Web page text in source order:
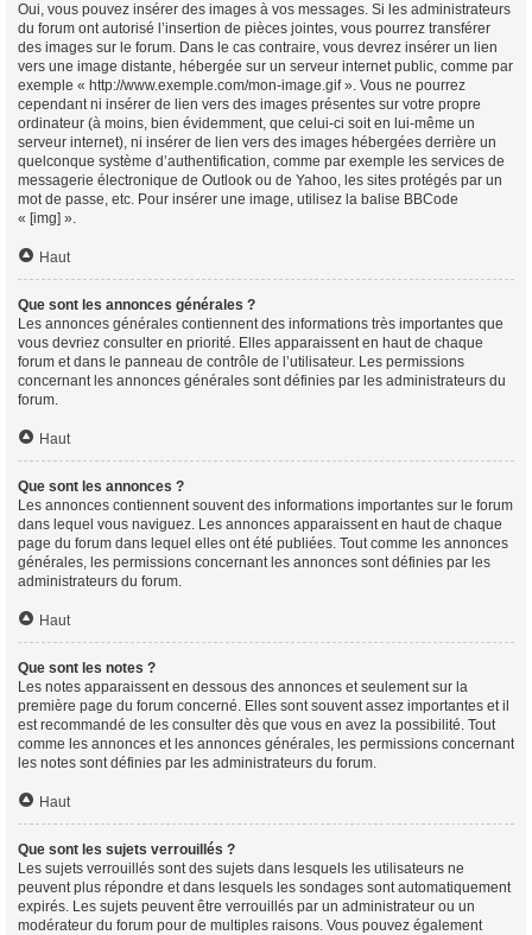
Oui, vous pouvez insérer des images à vos messages. Si les administrateurs
du forum ont autorisé l’insertion de pièces jointes, vous pourrez transférer
des images sur le forum. Dans le cas contraire, vous devrez insérer un lien
vers une image distante, hébergée sur un serveur internet public, comme par
exemple « http://www.exemple.com/mon-image.gif ». Vous ne pourrez
cependant ni insérer de lien vers des images présentes sur votre propre
ordinateur (à moins, bien évidemment, que celui-ci soit en lui-même un
serveur internet), ni insérer de lien vers des images hébergées derrière un
quelconque système d’authentification, comme par exemple les services de
messagerie électronique de Outlook ou de Yahoo, les sites protégés par un
mot de passe, etc. Pour insérer une image, utilisez la balise BBCode
« [img] ».
Haut
Que sont les annonces générales ?
Les annonces générales contiennent des informations très importantes que
vous devriez consulter en priorité. Elles apparaissent en haut de chaque
forum et dans le panneau de contrôle de l’utilisateur. Les permissions
concernant les annonces générales sont définies par les administrateurs du
forum.
Haut
Que sont les annonces ?
Les annonces contiennent souvent des informations importantes sur le forum
dans lequel vous naviguez. Les annonces apparaissent en haut de chaque
page du forum dans lequel elles ont été publiées. Tout comme les annonces
générales, les permissions concernant les annonces sont définies par les
administrateurs du forum.
Haut
Que sont les notes ?
Les notes apparaissent en dessous des annonces et seulement sur la
première page du forum concerné. Elles sont souvent assez importantes et il
est recommandé de les consulter dès que vous en avez la possibilité. Tout
comme les annonces et les annonces générales, les permissions concernant
les notes sont définies par les administrateurs du forum.
Haut
Que sont les sujets verrouillés ?
Les sujets verrouillés sont des sujets dans lesquels les utilisateurs ne
peuvent plus répondre et dans lesquels les sondages sont automatiquement
expirés. Les sujets peuvent être verrouillés par un administrateur ou un
modérateur du forum pour de multiples raisons. Vous pouvez également